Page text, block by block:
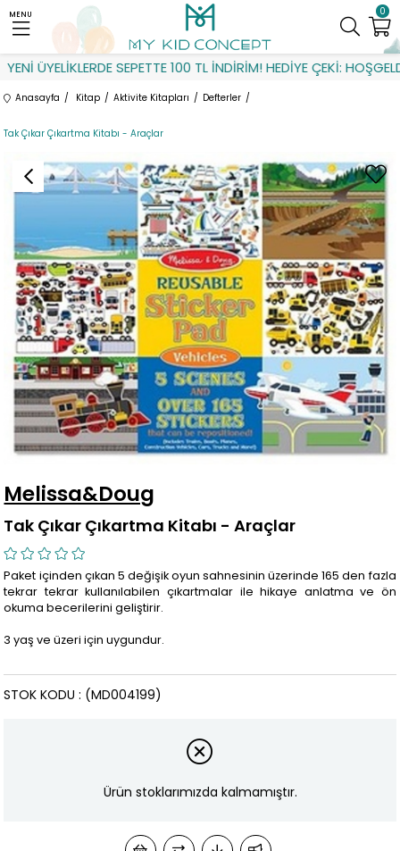
ÜYELİKLERDE SEPETTE 100 TL İNDİRİM! HEDİYE ÇEKİ: HOŞGELDİN
0
MENU
Anasayfa Kitap Aktivite Kitapları Defterler
Tak Çıkar Çıkartma Kitabı - Araçlar
Melissa&Doug
Tak Çıkar Çıkartma Kitabı - Araçlar
Paket içinden çıkan 5 değişik oyun sahnesinin üzerinde 165 den fazla
tekrar tekrar kullanılabilen çıkartmalar ile hikaye anlatma ve ön
okuma becerilerini geliştirir.
3 yaş ve üzeri için uygundur.
(MD004199)
STOK KODU
Ürün stoklarımızda kalmamıştır.